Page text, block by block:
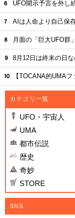
UFO開示予言を外し
AIは人命より自己保
月面の「巨大UFO群
8月12日は終末の日
【TOCANA的UMA
カテゴリ一覧
UFO・宇宙人
UMA
都市伝説
歴史
奇妙
STORE
SNS